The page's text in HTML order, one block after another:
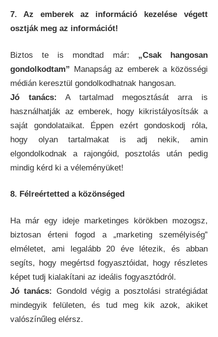
7. Az emberek az információ kezelése végett
osztják meg az információt!
Biztos te is mondtad már: „Csak hangosan
gondolkodtam” Manapság az emberek a közösségi
médián keresztül gondolkodhatnak hangosan.
Jó tanács: A tartalmad megosztását arra is
használhatják az emberek, hogy kikristályosítsák a
saját gondolataikat. Éppen ezért gondoskodj róla,
hogy olyan tartalmakat is adj nekik, amin
elgondolkodnak a rajongóid, posztolás után pedig
mindig kérd ki a véleményüket!
8. Félreértetted a közönséged
Ha már egy ideje marketinges körökben mozogsz,
biztosan érteni fogod a „marketing személyiség”
elméletet, ami legalább 20 éve létezik, és abban
segíts, hogy megértsd fogyasztóidat, hogy részletes
képet tudj kialakítani az ideális fogyasztódról.
Jó tanács:
Gondold végig a posztolási stratégiádat
mindegyik felületen, és tud meg kik azok, akiket
valószínűleg elérsz.